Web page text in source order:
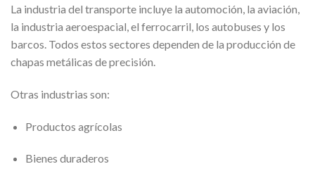
La industria del transporte incluye la automoción, la aviación,
la industria aeroespacial, el ferrocarril, los autobuses y los
barcos. Todos estos sectores dependen de la producción de
chapas metálicas de precisión.
Otras industrias son:
Productos agrícolas
Bienes duraderos